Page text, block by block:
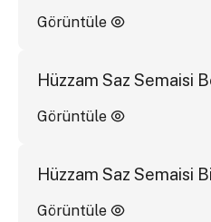
Görüntüle
Hüzzam Saz Semaisi
Görüntüle
Hüzzam Saz Semaisi
Görüntüle